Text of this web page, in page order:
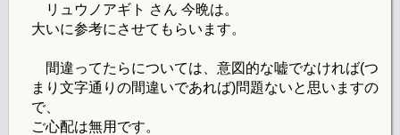
リュウノアギト さん 今晩は。
大いに参考にさせてもらいます。
間違ってたらについては、意図的な嘘でなければ(つ
まり文字通りの間違いであれば)問題ないと思いますの
で、
ご心配は無用です。